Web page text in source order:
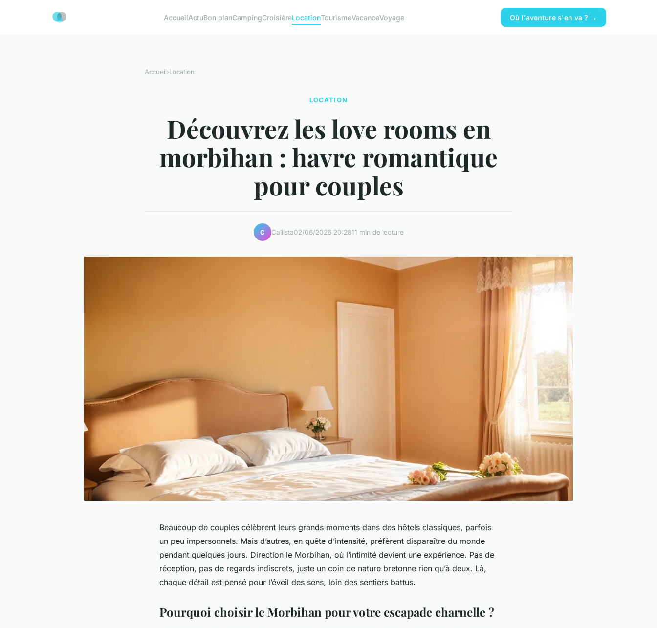
AccueilActuBon planCampingCroisièreLocationTourismeVacanceVoyage Où l'aventure s'en va ? →
Accueil›Location
LOCATION
Découvrez les love rooms en
morbihan : havre romantique
pour couples
C Callista02/06/2026 20:2811 min de lecture
Beaucoup de couples célèbrent leurs grands moments dans des hôtels classiques, parfois
un peu impersonnels. Mais d’autres, en quête d’intensité, préfèrent disparaître du monde
pendant quelques jours. Direction le Morbihan, où l’intimité devient une expérience. Pas de
réception, pas de regards indiscrets, juste un coin de nature bretonne rien qu’à deux. Là,
chaque détail est pensé pour l’éveil des sens, loin des sentiers battus.
Pourquoi choisir le Morbihan pour votre escapade charnelle ?